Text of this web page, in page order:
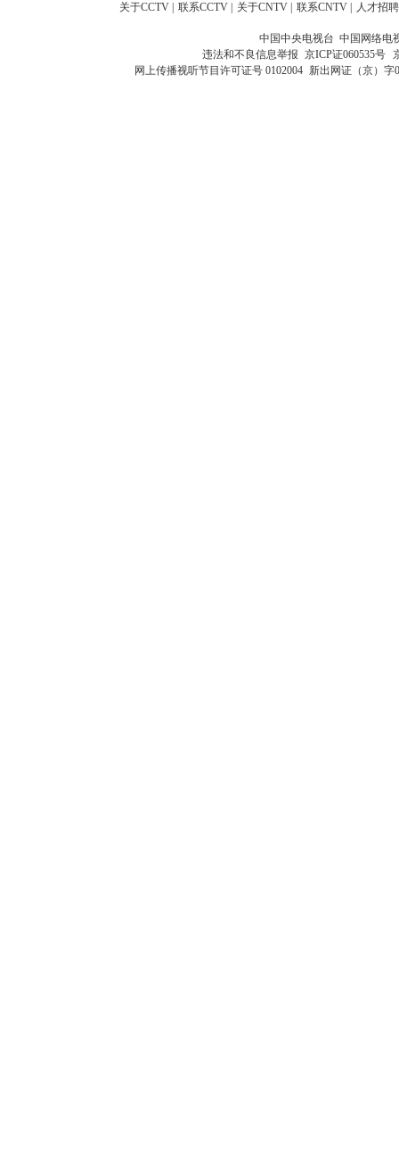
关于CCTV 联系CCTV 关于CNTV 联系CNTV 人才招聘
中国中央电视台 中国网络电
违法和不良信息举报 京ICP证060535号
网上传播视听节目许可证号 0102004 新出网证（京）